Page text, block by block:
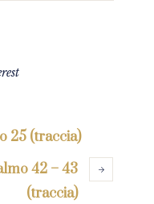
25 (traccia)
42 – 43
(traccia)